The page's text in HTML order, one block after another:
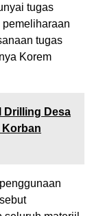
tugas
tugas
Korem
Drilling Desa
Korban